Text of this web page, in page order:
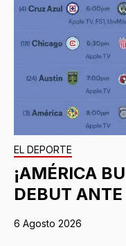
EL DEPORTE
¡AMÉRICA
DEBUT
6 Agosto 2026